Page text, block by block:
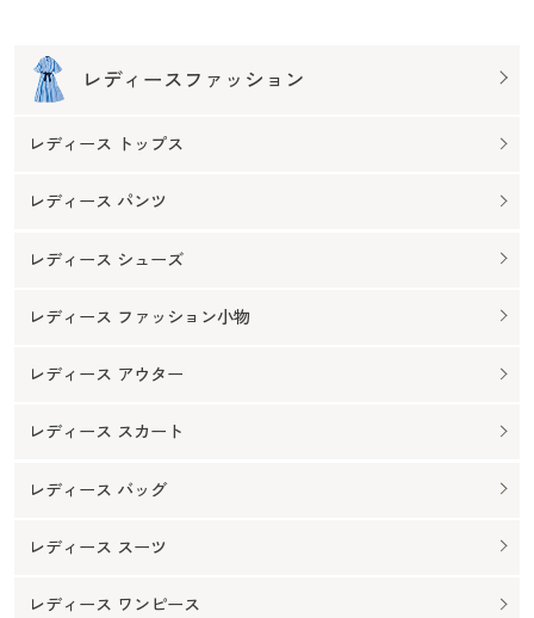
レディースファッション
レディース トップス
レディース パンツ
レディース シューズ
レディース ファッション小物
レディース アウター
レディース スカート
レディース バッグ
レディース スーツ
レディース ワンピース